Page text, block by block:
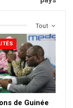
Tout
de Guinée